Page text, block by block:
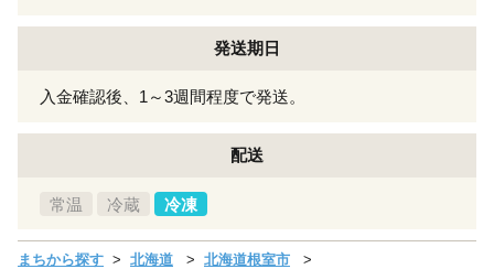
発送期日
入金確認後、1～3週間程度で発送。
配送
常温 冷蔵 冷凍
まちから探す 北海道
北海道根室市